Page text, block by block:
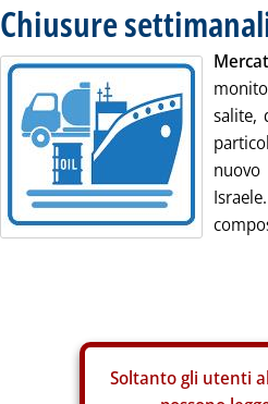
Chiusure
salite,
Soltanto gli utenti